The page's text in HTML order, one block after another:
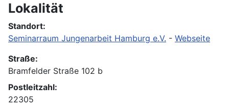
Lokalität
Standort:
Seminarraum Jungenarbeit Hamburg e.V. - Webseite
Straße:
Bramfelder Straße 102 b
Postleitzahl:
22305